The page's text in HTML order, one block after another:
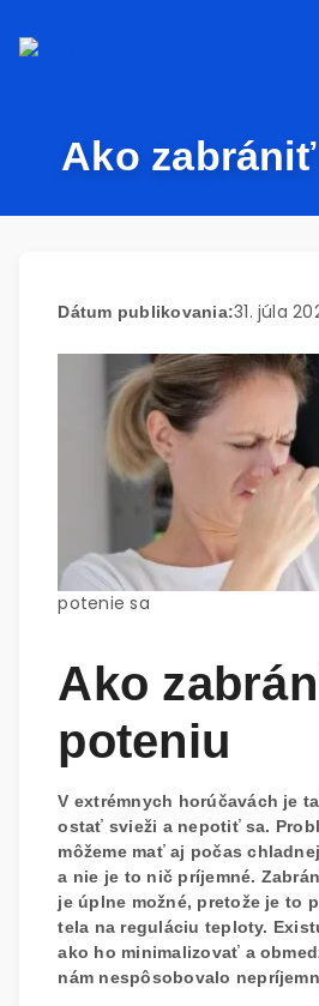
Ako
Dátum publikovania:31. júla
potenie sa
Ako
poteniu
V extrémnych horúčavách je
ostať svieži a nepotiť sa.
môžeme mať aj počas
a nie je to nič príjemné.
je úplne možné, pretože je to
tela na reguláciu teploty.
ako ho minimalizovať a
nám nespôsobovalo